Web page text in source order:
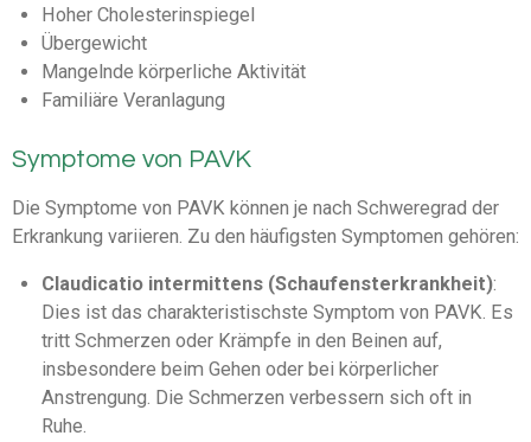
Hoher Cholesterinspiegel
Übergewicht
Mangelnde körperliche Aktivität
Familiäre Veranlagung
Symptome von PAVK
Die Symptome von PAVK können je nach Schweregrad der
Erkrankung variieren. Zu den häufigsten Symptomen gehören:
Claudicatio intermittens (Schaufensterkrankheit):
Dies ist das charakteristischste Symptom von PAVK. Es
tritt Schmerzen oder Krämpfe in den Beinen auf,
insbesondere beim Gehen oder bei körperlicher
Anstrengung. Die Schmerzen verbessern sich oft in
Ruhe.